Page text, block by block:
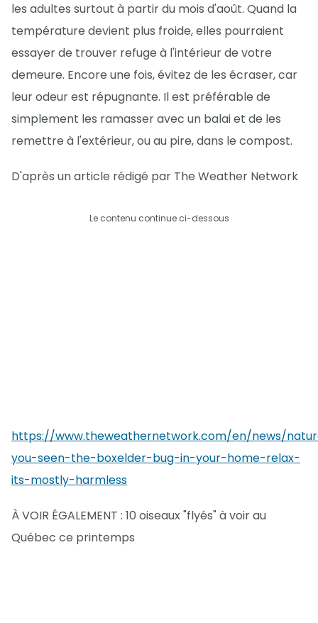
les adultes surtout à partir du mois d'août. Quand la
température devient plus froide, elles pourraient
essayer de trouver refuge à l'intérieur de votre
demeure. Encore une fois, évitez de les écraser, car
leur odeur est répugnante. Il est préférable de
simplement les ramasser avec un balai et de les
remettre à l'extérieur, ou au pire, dans le compost.
D'après un article rédigé par The Weather Network
Le contenu continue ci-dessous
https://www.theweathernetwork.com/en/news/
you-seen-the-boxelder-bug-in-your-home-relax-
its-mostly-harmless
À VOIR ÉGALEMENT : 10 oiseaux "flyés" à voir au
Québec ce printemps